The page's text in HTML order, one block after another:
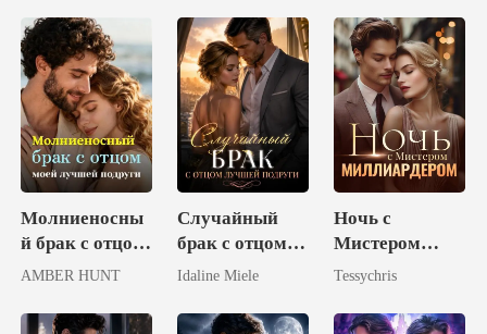
Молниеносны
й брак с отцом
моей лучшей
AMBER HUNT
Случайный
брак с отцом
лучшей
Idaline Miele
Ночь с
Мистером
Миллиардером
Tessychris